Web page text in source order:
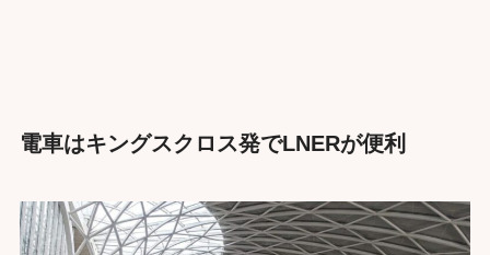
電車はキングスクロス発でLNERが便利